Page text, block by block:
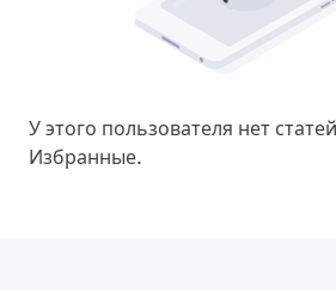
У этого пользователя нет
Избранные.